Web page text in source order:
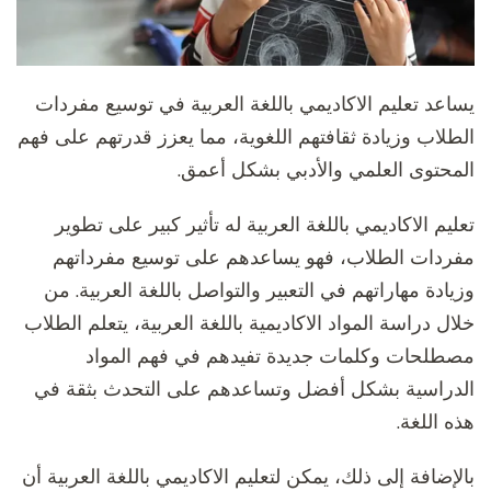
يساعد تعليم الاكاديمي باللغة العربية في توسيع مفردات
الطلاب وزيادة ثقافتهم اللغوية، مما يعزز قدرتهم على فهم
المحتوى العلمي والأدبي بشكل أعمق.
تعليم الاكاديمي باللغة العربية له تأثير كبير على تطوير
مفردات الطلاب، فهو يساعدهم على توسيع مفرداتهم
وزيادة مهاراتهم في التعبير والتواصل باللغة العربية. من
خلال دراسة المواد الاكاديمية باللغة العربية، يتعلم الطلاب
مصطلحات وكلمات جديدة تفيدهم في فهم المواد
الدراسية بشكل أفضل وتساعدهم على التحدث بثقة في
هذه اللغة.
بالإضافة إلى ذلك، يمكن لتعليم الاكاديمي باللغة العربية أن